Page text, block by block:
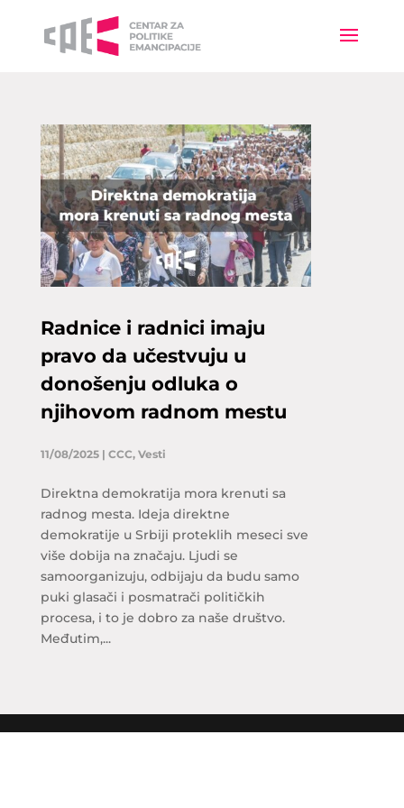
Radnice i radnici imaju
pravo da učestvuju u
donošenju odluka o
njihovom radnom mestu
11/08/2025| CCC, Vesti
Direktna demokratija mora krenuti sa
radnog mesta. Ideja direktne
demokratije u Srbiji proteklih meseci sve
više dobija na značaju. Ljudi se
samoorganizuju, odbijaju da budu samo
puki glasači i posmatrači političkih
procesa, i to je dobro za naše društvo.
Međutim,...